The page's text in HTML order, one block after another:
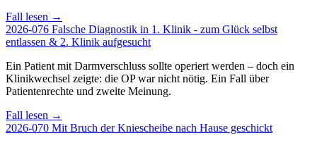
Fall lesen →
2026-076 Falsche Diagnostik in 1. Klinik - zum Glück selbst
entlassen & 2. Klinik aufgesucht
Ein Patient mit Darmverschluss sollte operiert werden – doch ein
Klinikwechsel zeigte: die OP war nicht nötig. Ein Fall über
Patientenrechte und zweite Meinung.
Fall lesen →
2026-070 Mit Bruch der Kniescheibe nach Hause geschickt